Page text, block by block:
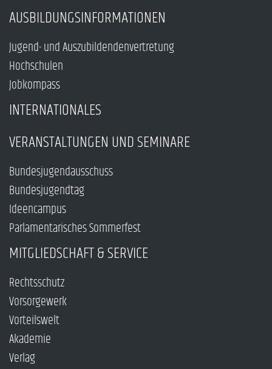
AUSBILDUNGSINFORMATIONEN
Jugend- und Auszubildendenvertretung
Hochschulen
Jobkompass
INTERNATIONALES
VERANSTALTUNGEN UND SEMINARE
Bundesjugendausschuss
Bundesjugendtag
Ideencampus
Parlamentarisches Sommerfest
MITGLIEDSCHAFT & SERVICE
Rechtsschutz
Vorsorgewerk
Vorteilswelt
Akademie
Verlag